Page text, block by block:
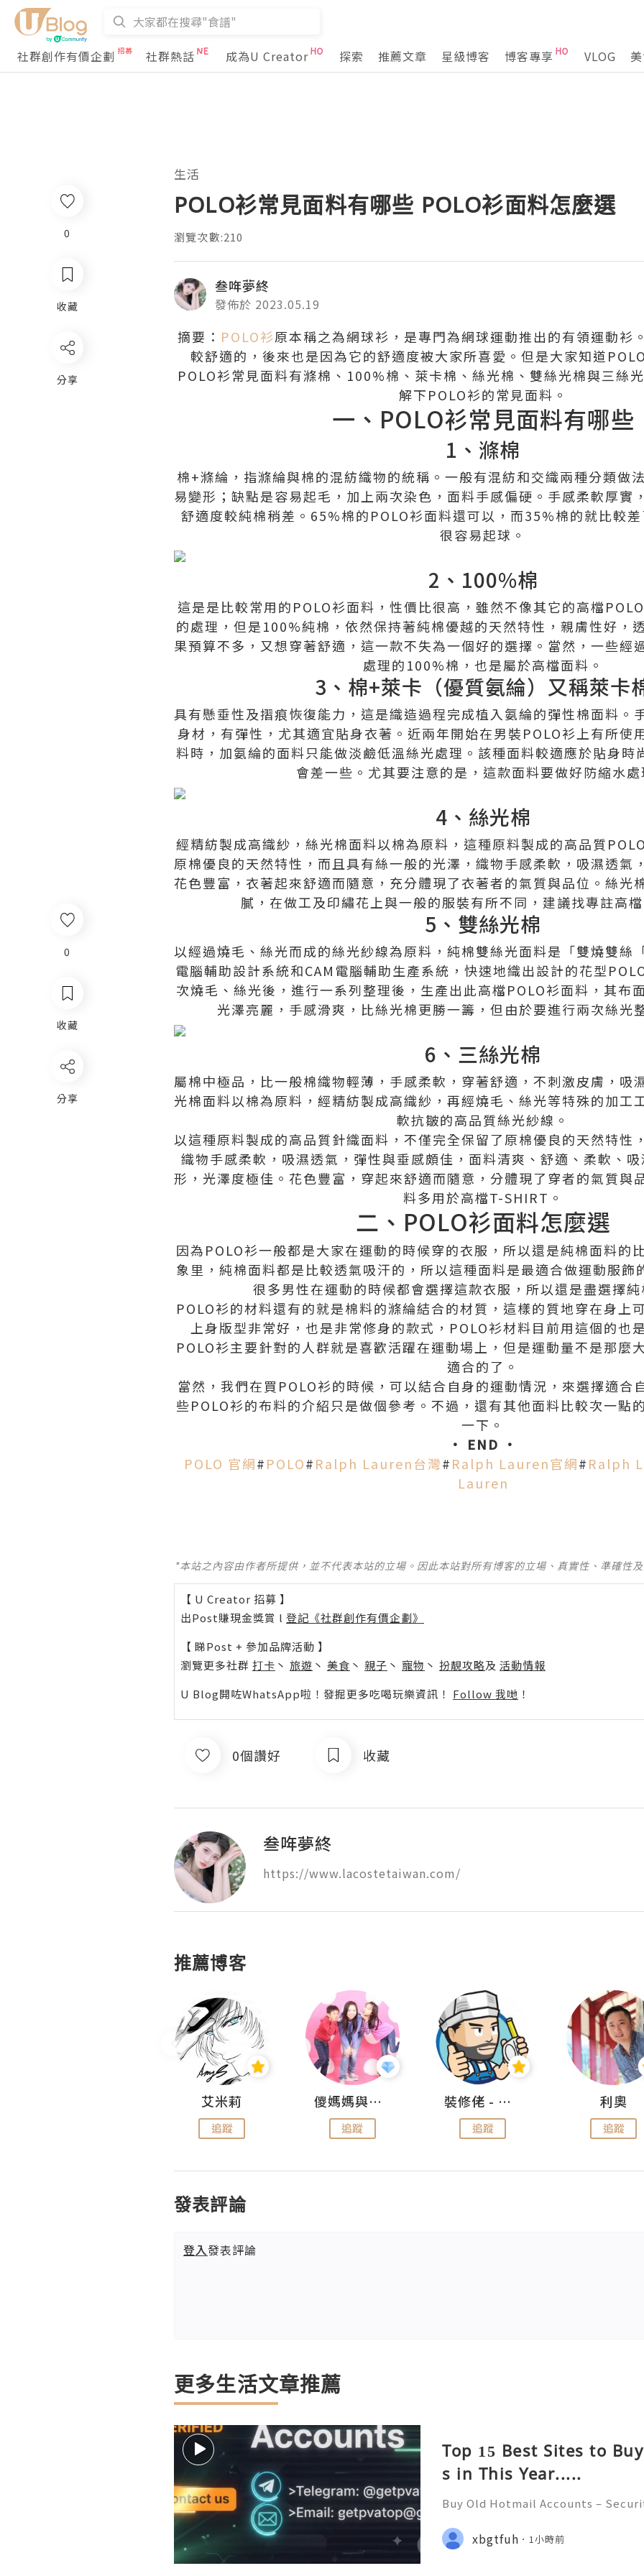
社群創作有價企劃 社群熱話 成為U Creator 探索 推薦文章 星級博客 博客專享 VLOG
0
收藏
分享
生活
POLO衫常見面料有哪些 POLO衫面料怎麼選
瀏覽次數:210
叁哖夢終
發佈於 2023.05.19
摘要： POLO衫原本稱之為網球衫，是專門為網球運動推出的有領運動衫
較舒適的，後來也是因為它的舒適度被大家所喜愛。但是大家知道
POLO衫常見面料有滌棉、100%棉、萊卡棉、絲光棉、雙絲光棉與三絲
解下POLO衫的常見面料。
一、POLO衫常見面料有哪些
1、滌棉
棉+滌綸，指滌綸與棉的混紡織物的統稱。一般有混紡和交織兩種分類做
易變形；缺點是容易起毛，加上兩次染色，面料手感偏硬。手感柔軟厚實
舒適度較純棉稍差。65%棉的POLO衫面料還可以，而35%棉的就比較
很容易起球。
2、100%棉
這是是比較常用的POLO衫面料，性價比很高，雖然不像其它的高檔
的處理，但是100%純棉，依然保持著純棉優越的天然特性，親膚性好，
果預算不多，又想穿著舒適，這一款不失為一個好的選擇。當然，一些經
處理的100%棉，也是屬於高檔面料。
3、棉+萊卡（優質氨綸）又稱萊卡
具有懸垂性及摺痕恢復能力，這是織造過程完成植入氨綸的彈性棉面料。
身材，有彈性，尤其適宜貼身衣著。近兩年開始在男裝POLO衫上有所使
料時，加氨綸的面料只能做淡鹼低溫絲光處理。該種面料較適應於貼身時
會差一些。尤其要注意的是，這款面料要做好防縮水
4、絲光棉
經精紡製成高織紗，絲光棉面料以棉為原料，這種原料製成的高品質
原棉優良的天然特性，而且具有絲一般的光澤，織物手感柔軟，吸濕透氣
花色豐富，衣著起來舒適而隨意，充分體現了衣著者的氣質與品位。絲光
膩，在做工及印繡花上與一般的服裝有所不同，建議找專註高
5、雙絲光棉
以經過燒毛、絲光而成的絲光紗線為原料，純棉雙絲光面料是「雙燒雙絲
電腦輔助設計系統和CAM電腦輔助生產系統，快速地織出設計的花型
次燒毛、絲光後，進行一系列整理後，生產出此高檔POLO衫面料，其布
光澤亮麗，手感滑爽，比絲光棉更勝一籌，但由於要進行兩次絲光
6、三絲光棉
屬棉中極品，比一般棉織物輕薄，手感柔軟，穿著舒適，不刺激皮膚，吸
光棉面料以棉為原料，經精紡製成高織紗，再經燒毛、絲光等特殊的加工
軟抗皺的高品質絲光紗線。
以這種原料製成的高品質針織面料，不僅完全保留了原棉優良的天然特性
織物手感柔軟，吸濕透氣，彈性與垂感頗佳，面料清爽、舒適、柔軟、
形，光澤度極佳。花色豐富，穿起來舒適而隨意，分體現了穿者的氣質與
料多用於高檔T-SHIRT。
二、POLO衫面料怎麼選
因為POLO衫一般都是大家在運動的時候穿的衣服，所以還是純棉面料的
象里，純棉面料都是比較透氣吸汗的，所以這種面料是最適合做運動服飾
很多男性在運動的時候都會選擇這款衣服，所以還是盡選擇
POLO衫的材料還有的就是棉料的滌綸結合的材質，這樣的質地穿在身上
上身版型非常好，也是非常修身的款式，POLO衫材料目前用這個的也
POLO衫主要針對的人群就是喜歡活躍在運動場上，但是運動量不是那麼
適合的了。
當然，我們在買POLO衫的時候，可以結合自身的運動情況，來選擇適合
些POLO衫的布料的介紹只是做個參考。不過，還有其他面料比較次一點
一下。
• END •
POLO 官網#POLO#Ralph Lauren台灣#Ralph Lauren官網#Ralph
Lauren
*本站之內容由作者所提供，並不代表本站的立場。因此本站對所有博客的立場、真實性、準確性
【 U Creator 招募 】
出Post賺現金獎賞 l 登記《社群創作有價企劃》
【 睇Post + 參加品牌活動 】
瀏覽更多社群 打卡 丶 旅遊 丶 美食 丶 親子 丶 寵物 丶 扮靚攻略及 活動情報
U Blog開咗WhatsApp啦！發掘更多吃喝玩樂資訊！ Follow 我哋 ！
0個讚好 收藏
叁哖夢終
https://www.lacostetaiwan.com/
推薦博客
艾米莉
追蹤
儍媽媽與兩隻小魔怪之家
追蹤
裝修佬 - 香港一站式網上裝修平台
追蹤
利奧
追蹤
發表評論
登入發表評論
更多生活文章推薦
Top 15 Best Sites to
s in This Year.....
Buy Old Hotmail Accounts –
STANT REPLY GUARANTEED
pvatop ⚡️📢👤🔔 Telegram
xbgtfuh 1小時前
0
收藏
分享